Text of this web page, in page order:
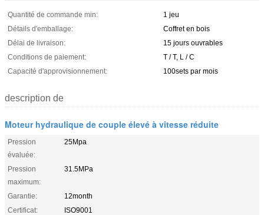
Quantité de commande min:
1 jeu
Détails d'emballage:
Coffret en bois
Délai de livraison:
15 jours ouvrables
Conditions de paiement:
T / T, L / C
Capacité d'approvisionnement:
100sets par mois
description de
Moteur hydraulique de couple élevé à vitesse réduite
Pression
évaluée:
25Mpa
Pression
maximum:
31.5MPa
Garantie:
12month
Certificat:
ISO9001